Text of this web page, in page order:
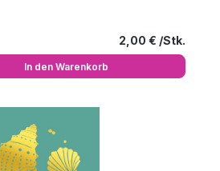
Regulärer
2,00 €
In den Warenkorb